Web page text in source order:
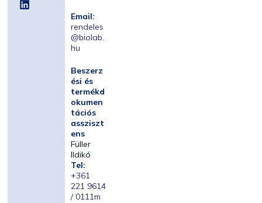
Email:
rendeles
@biolab.
hu
Beszerz
ési és
termékd
okumen
tációs
assziszt
ens
Füller
Ildikó
Tel:
+361
221 9614
/ 0111m